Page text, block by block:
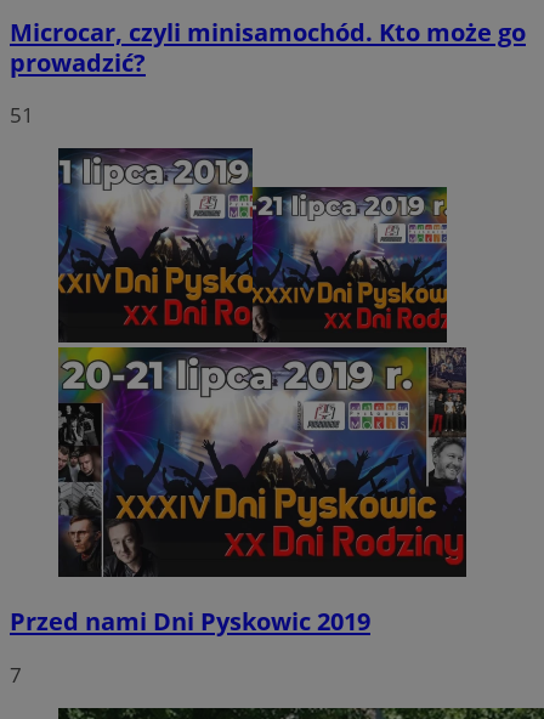
Microcar, czyli minisamochód. Kto może go
prowadzić?
51
Przed nami Dni Pyskowic 2019
7